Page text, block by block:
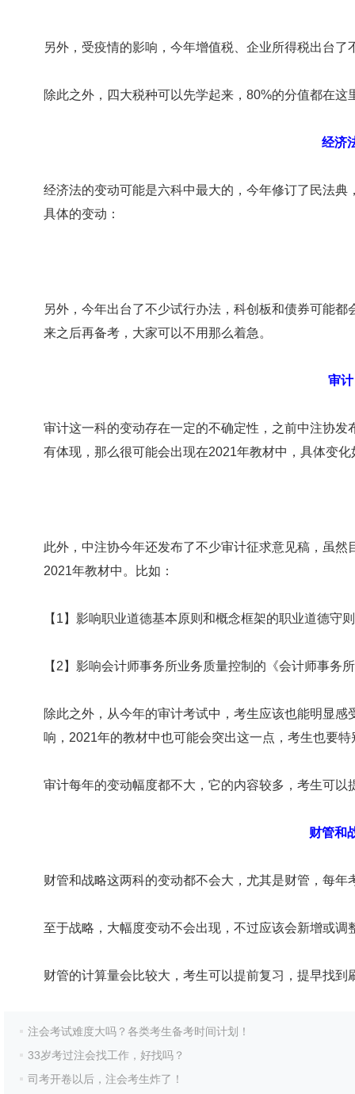
另外，受疫情的影响，今年增值税、企业所得税出台
除此之外，四大税种可以先学起来，80%的分值都在
经济
经济法的变动可能是六科中最大的，今年修订了民法
具体的变动：
另外，今年出台了不少试行办法，科创板和债券可能
来之后再备考，大家可以不用那么着急。
审计
审计这一科的变动存在一定的不确定性，之前中注协
有体现，那么很可能会出现在2021年教材中，具体变化
此外，中注协今年还发布了不少审计征求意见稿，虽
2021年教材中。比如：
【1】影响职业道德基本原则和概念框架的职业道德守则
【2】影响会计师事务所业务质量控制的《会计师事
除此之外，从今年的审计考试中，考生应该也能明显
响，2021年的教材中也可能会突出这一点，考生也要特
审计每年的变动幅度都不大，它的内容较多，考生可以
财管和
财管和战略这两科的变动都不会大，尤其是财管，每
至于战略，大幅度变动不会出现，不过应该会新增或调
财管的计算量会比较大，考生可以提前复习，提早找
注会考试难度大吗？各类考生备考时间计划！
33岁考过注会找工作，好找吗？
司考开卷以后，注会考生炸了！